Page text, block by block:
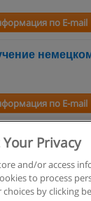
по E-mail
по E-mail
курсы -
по E-mail
Privacy
and/or access
to process
by clicking